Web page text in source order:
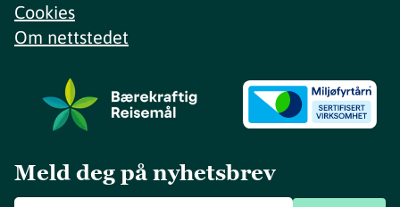
Cookies
Om nettstedet
Meld deg på nyhetsbrev